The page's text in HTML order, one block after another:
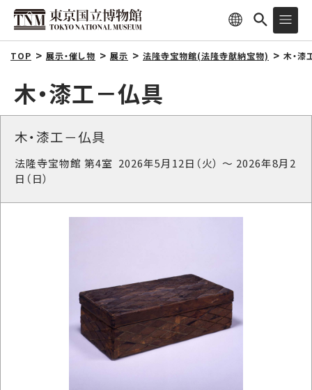
TOP 展示・催し物 展示 法隆寺宝物館(法隆寺献納宝物) 木・漆
木・漆工－仏具
木・漆工－仏具
法隆寺宝物館 第4室 2026年5月12日（火） ～ 2026年8月2
日（日）